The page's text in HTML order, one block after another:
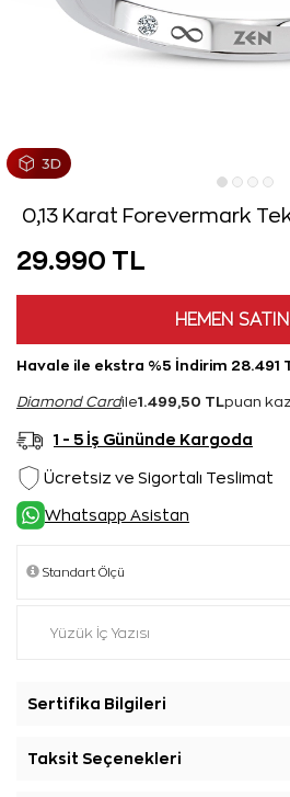
0,13 Karat Forevermark
29.990 TL
HEMEN
Havale ile ekstra %5 İndirim 28.491
Diamond Cardile1.499,50 TL puan
1 - 5 İş Gününde Kargoda
Ücretsiz ve Sigortalı Teslimat
Whatsapp Asistan
Sertifika Bilgileri
Taksit Seçenekleri